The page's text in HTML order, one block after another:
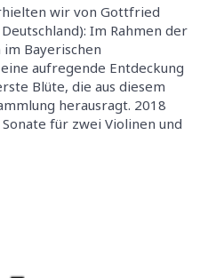
wir von Gottfried
Im Rahmen der
Bayerischen
aufregende Entdeckung
Blüte, die aus diesem
herausragt. 2018
für zwei Violinen und